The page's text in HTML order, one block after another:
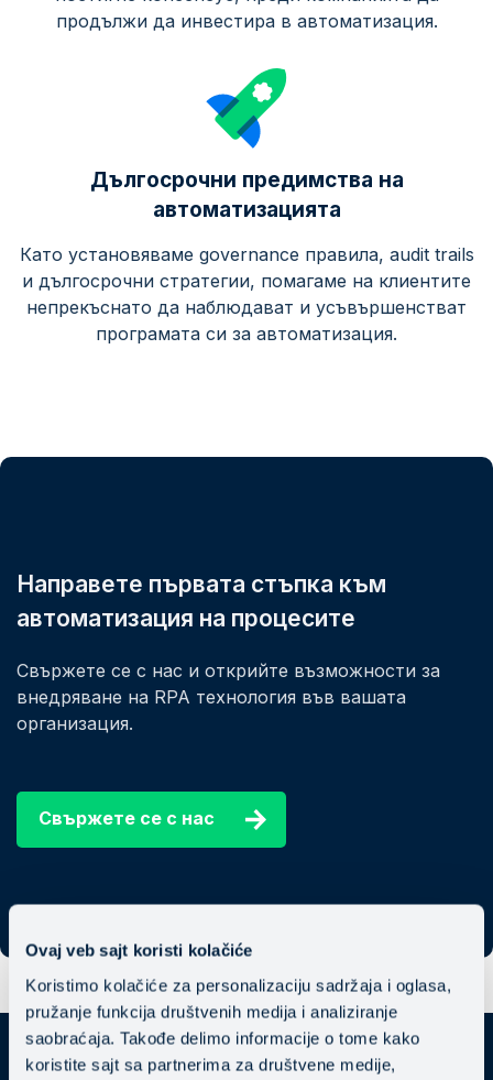
Ovaj veb sajt koristi kolačiće
Koristimo kolačiće za personalizaciju sadržaja i oglasa,
pružanje funkcija društvenih medija i analiziranje
saobraćaja. Takođe delimo informacije o tome kako
koristite sajt sa partnerima za društvene medije,
продължи да инвестира в автоматизация.
Дългосрочни предимства на
автоматизацията
Като установяваме governance правила, audit trails
и дългосрочни стратегии, помагаме на клиентите
непрекъснато да наблюдават и усъвършенстват
програмата си за автоматизация.
Направете първата стъпка към
автоматизация на процесите
Свържете се с нас и открийте възможности за
внедряване на RPA технология във вашата
организация.
Свържете се с нас